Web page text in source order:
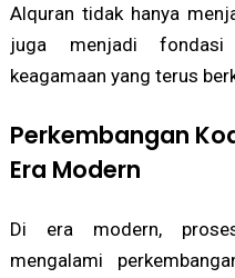
Alquran tidak hanya
juga menjadi fondasi
keagamaan yang terus
Perkembangan
Era Modern
Di era modern,
mengalami